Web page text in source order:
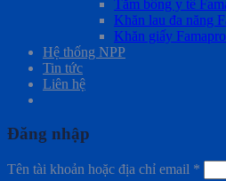
Tăm bông y tế
Khăn lau đa năng
Khăn giấy Famapro
Hệ thống NPP
Tin tức
Liên hệ
Đăng nhập
Tên tài khoản hoặc địa chỉ email *